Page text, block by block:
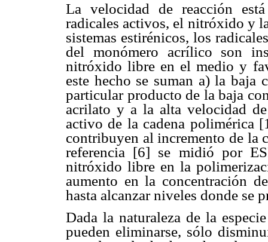
La velocidad de reacción
radicales activos, el nitróxido y
sistemas estirénicos, los
del monómero acrílico son
nitróxido libre en el medio y
este hecho se suman a) la baja
particular producto de la baja
acrilato y a la alta velocidad
activo de la cadena polimérica
contribuyen al incremento de la
referencia [6] se midió por
nitróxido libre en la
aumento en la concentración
hasta alcanzar niveles donde
Dada la naturaleza de la
pueden eliminarse, sólo